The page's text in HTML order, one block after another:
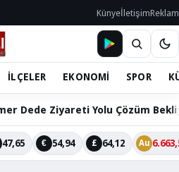
KünyeİletişimReklam
İLÇELER EKONOMİ SPOR
Ziyareti Yolu Çözüm Bekliyor
47,65 € 54,94 £ 64,12 Au